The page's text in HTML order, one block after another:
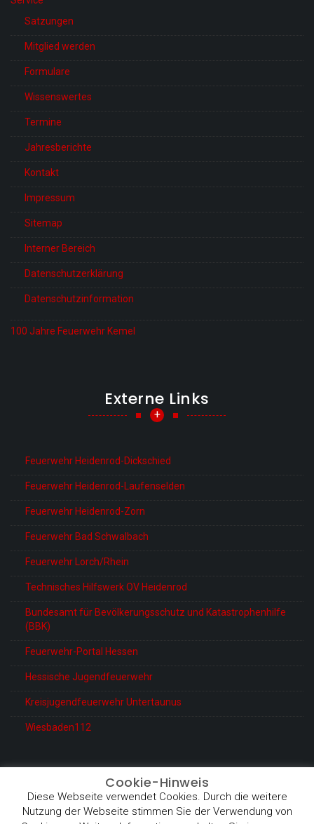
Satzungen
Mitglied werden
Formulare
Wissenswertes
Termine
Jahresberichte
Kontakt
Impressum
Sitemap
Interner Bereich
Datenschutzerklärung
Datenschutzinformation
100 Jahre Feuerwehr Kemel
Externe Links
+
Feuerwehr Heidenrod-Dickschied
Feuerwehr Heidenrod-Laufenselden
Feuerwehr Heidenrod-Zorn
Feuerwehr Bad Schwalbach
Feuerwehr Lorch/Rhein
Technisches Hilfswerk OV Heidenrod
Bundesamt für Bevölkerungsschutz und Katastrophenhilfe
(BBK)
Feuerwehr-Portal Hessen
Hessische Jugendfeuerwehr
Kreisjugendfeuerwehr Untertaunus
Wiesbaden112
© Feuerwehr Heidenrod-Kemel
Cookie-Hinweis
Diese Webseite verwendet Cookies. Durch die weitere
Nutzung der Webseite stimmen Sie der Verwendung von